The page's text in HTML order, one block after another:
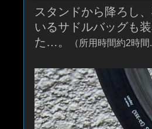
スタンドから降ろし
いるサドルバッグも
た…。
（所用時間約2時間